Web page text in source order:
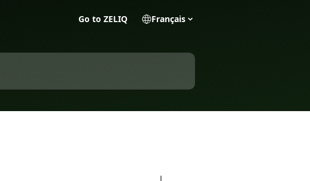
Go to ZELIQ Français